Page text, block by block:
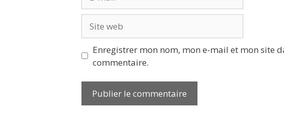
mail
web
Enregistrer mon nom, mon e-mail et mon site
commentaire.